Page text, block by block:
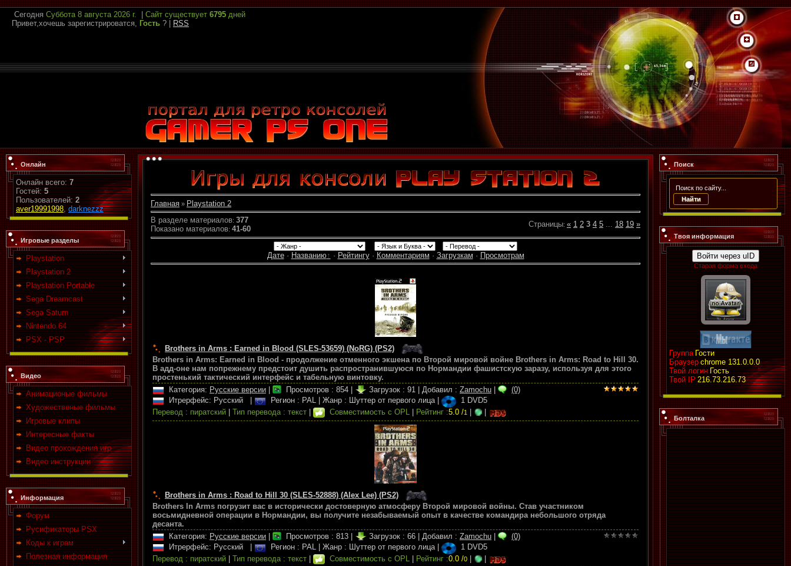
Сегодня Суббота 8 августа 2026 г. Сайт существует 6795 дней
Привет,хочешь зарегистрироватся, Гость ? RSS
Онлайн
Онлайн всего: 7
Гостей: 5
Пользователей: 2
aver19991998, darknezzz
Игровые разделы
Playstation
Playstation 2
Playstation Portable
Sega Dreamcast
Sega Saturn
Nintendo 64
PSX - PSP
Видео
Анимационые фильмы
Художественые фильмы
Игровые клипы
Интересные факты
Видео прохождения игр
Видео инструкции
Информация
Форум
Русификаторы PSX
Коды к играм
Полезная информация
Главная » Playstation 2
В разделе материалов: 377
Показано материалов: 41-60
Страницы: « 1 2 3 4 5 ... 18 19 »
Дате· Названию · Рейтингу· Комментариям · Загрузкам · Просмотрам
Brothers in Arms : Earned in Blood (SLES-53659) (NoRG) (PS2)
Brothers in Arms: Earned in Blood - продолжение отменного экшена по Второй мировой войне Brothers in Arms: Road to Hill 30.
В адд-оне нам попрежнему предстоит душить распространившуюся по Нормандии фашистскую заразу, используя для этого
простенький тактический интерфейс и табельную винтовку.
Категория: Русские версии Просмотров : 854 Загрузок : 91 Добавил : Zamochu
(0)
Итрерфейс: Русский
Регион : PAL Жанр : Шуттер от первого лица|
1 DVD5
Перевод : пиратский
Тип перевода : текст Совместимость с OPL Рейтинг :5.0 /1
Brothers in Arms : Road to Hill 30 (SLES-52888) (Alex Lee) (PS2)
Brothers In Arms погрузит вас в исторически достоверную атмосферу Второй мировой войны. Став участником
восьмидневной операции в Нормандии, вы получите незабываемый опыт в качестве командира небольшого отряда
десанта.
Категория: Русские версии Просмотров : 813 Загрузок : 66 Добавил : Zamochu
(0)
Итрерфейс: Русский
Регион : PAL Жанр : Шуттер от первого лица|
1 DVD5
Перевод : пиратский
Тип перевода : текст Совместимость с OPL Рейтинг :0.0 /0
Поиск
Твоя информация
Войти через uID
Старая форма входа
Группа Гости
Браузер chrome 131.0.0.0
Твой логин Гость
Твой IP 216.73.216.73
Болталка